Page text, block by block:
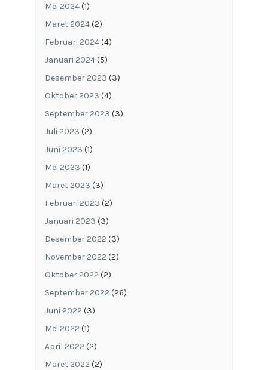
Mei 2024(1)
Maret 2024(2)
Februari 2024(4)
Januari 2024(5)
Desember 2023 (3)
Oktober 2023 (4)
September 2023 (3)
Juli 2023 (2)
Juni 2023 (1)
Mei 2023 (1)
Maret 2023 (3)
Februari 2023 (2)
Januari 2023 (3)
Desember 2022 (3)
November 2022 (2)
Oktober 2022 (2)
September 2022 (26)
Juni 2022 (3)
Mei 2022 (1)
April 2022 (2)
Maret 2022 (2)